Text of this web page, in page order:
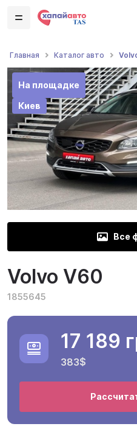
Главная Каталог авто
На площадке
Киев
Все
Volvo V60
1855645
17 189
383$